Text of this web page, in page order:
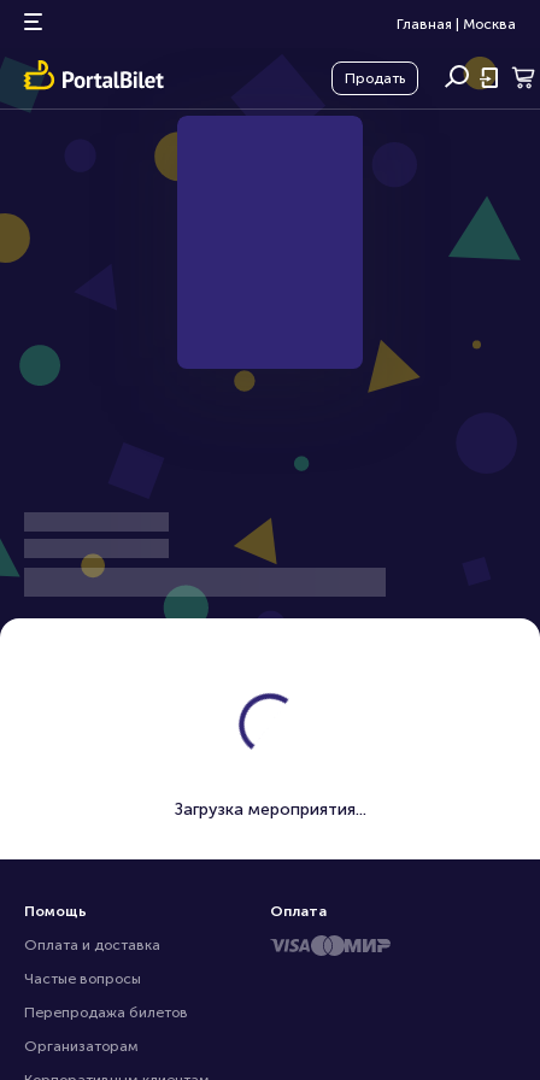
Главная Москва
Продать
Загрузка мероприятия...
Помощь
Оплата и доставка
Частые вопросы
Перепродажа билетов
Организаторам
Оплата